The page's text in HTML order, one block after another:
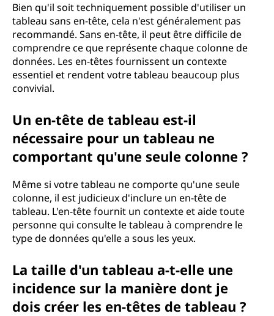
Bien qu'il soit techniquement possible d'utiliser un
tableau sans en-tête, cela n'est généralement pas
recommandé. Sans en-tête, il peut être difficile de
comprendre ce que représente chaque colonne de
données. Les en-têtes fournissent un contexte
essentiel et rendent votre tableau beaucoup plus
convivial.
Un en-tête de tableau est-il
nécessaire pour un tableau ne
comportant qu'une seule colonne ?
Même si votre tableau ne comporte qu'une seule
colonne, il est judicieux d'inclure un en-tête de
tableau. L'en-tête fournit un contexte et aide toute
personne qui consulte le tableau à comprendre le
type de données qu'elle a sous les yeux.
La taille d'un tableau a-t-elle une
incidence sur la manière dont je
dois créer les en-têtes de tableau ?